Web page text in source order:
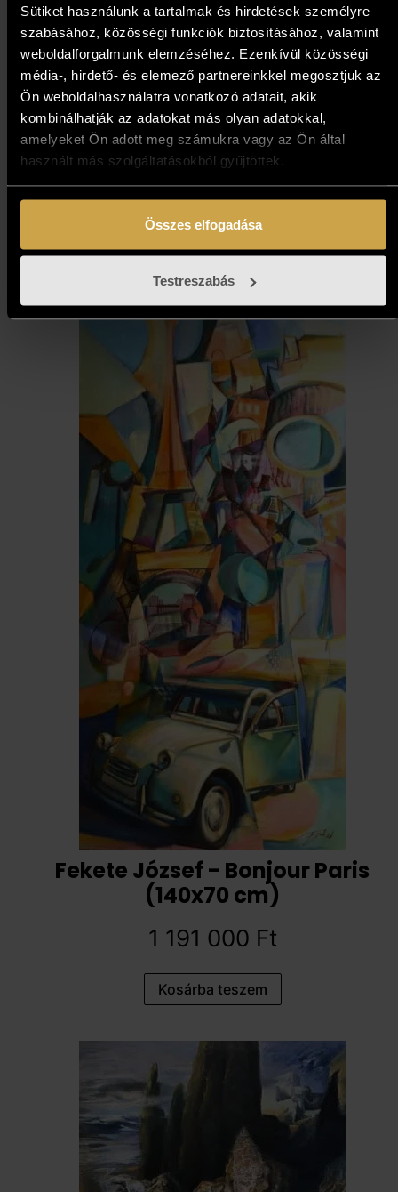
Sütiket használunk a tartalmak és hirdetések személyre
szabásához, közösségi funkciók biztosításához, valamint
weboldalforgalmunk elemzéséhez. Ezenkívül közösségi
média-, hirdető- és elemező partnereinkkel megosztjuk az
Ön weboldalhasználatra vonatkozó adatait, akik
kombinálhatják az adatokat más olyan adatokkal,
amelyeket Ön adott meg számukra vagy az Ön által
használt más szolgáltatásokból gyűjtöttek.
Összes elfogadása
Testreszabás
Bimbi - Fanni (15x15 cm)
119 000Ft
Kosárba teszem
Fekete József - Bonjour Paris
(140x70 cm)
1 191 000 Ft
Kosárba teszem